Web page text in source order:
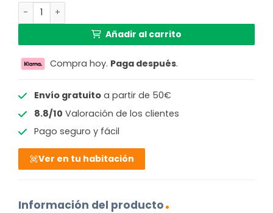
Lámpara colgante elegante con bolas de cristal Virina
Añadir al carrito
Compra hoy. Paga después.
Envío gratuitoa partir de 50€
8.8/10 Valoración de los clientes
Pago seguro y fácil
Ver en tu habitación
Información del producto